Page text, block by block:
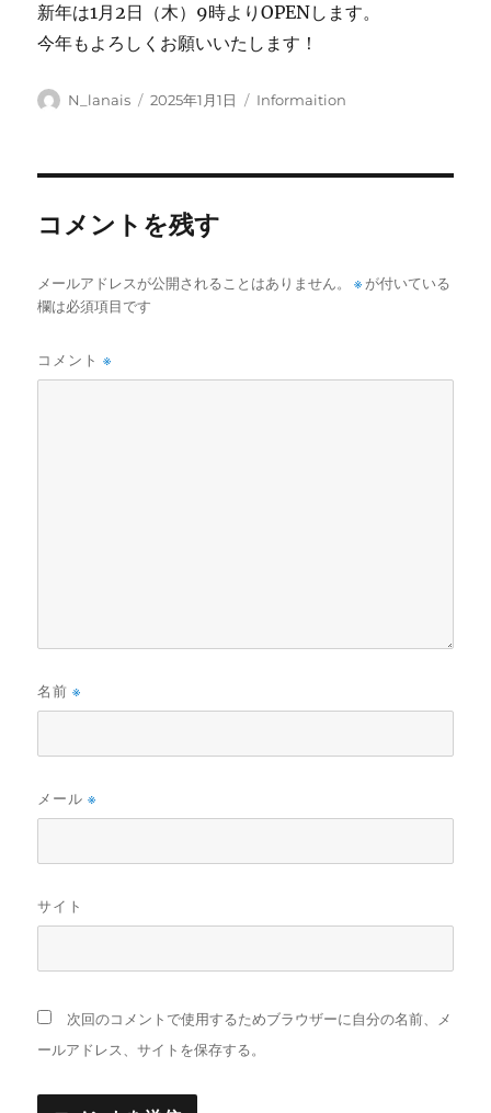
新年は1月2日（木）9時よりOPENします。
今年もよろしくお願いいたします！
投
N_lanais
投
2025年1月1日
カ
Informaition
コメントを残す
メールアドレスが公開されることはありません。 ※ が付いている
欄は必須項目です
コメント※
名前※
メール※
サイト
次回のコメントで使用するためブラウザーに自分の名前、メ
ールアドレス、サイトを保存する。